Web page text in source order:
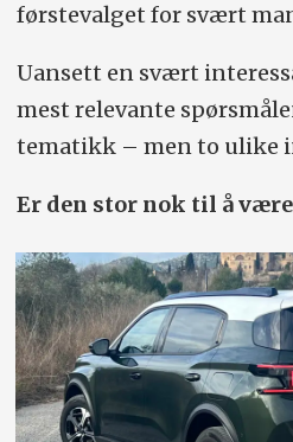
førstevalget for svært
Uansett en svært
mest relevante
tematikk – men to ulike
Er den stor nok til å